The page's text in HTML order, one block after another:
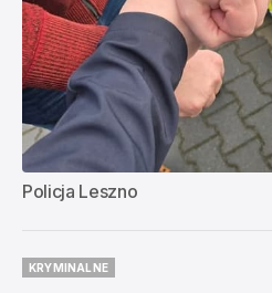
Policja Leszno
KRYMINALNE